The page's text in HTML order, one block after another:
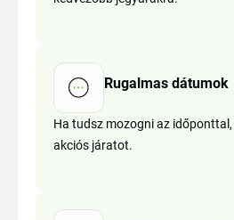
Rugalmas dátumok
Ha tudsz mozogni az
akciós járatot.